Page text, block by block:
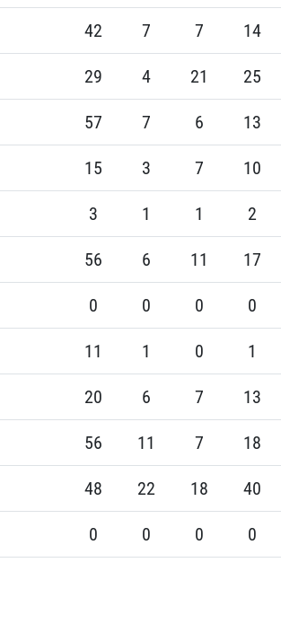
42 7 7 14
29 4 21 25
57 7 6 13
15 3 7 10
3 1 1 2
56 6 11 17
0 0 0 0
11 1 0 1
20 6 7 13
56 11 7 18
48 22 18 40
0 0 0 0